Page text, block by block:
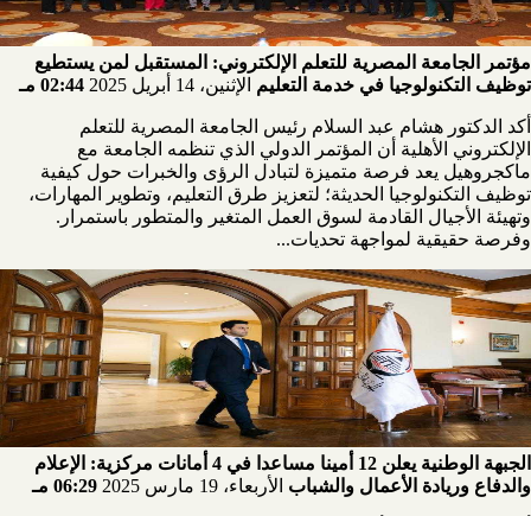
مؤتمر الجامعة المصرية للتعلم الإلكتروني: المستقبل لمن يستطيع
توظيف التكنولوجيا في خدمة التعليم الإثنين، 14 أبريل 2025 02:44 مـ
أكد الدكتور هشام عبد السلام رئيس الجامعة المصرية للتعلم
الإلكتروني الأهلية أن المؤتمر الدولي الذي تنظمه الجامعة مع
ماكجروهيل يعد فرصة متميزة لتبادل الرؤى والخبرات حول كيفية
توظيف التكنولوجيا الحديثة؛ لتعزيز طرق التعليم، وتطوير المهارات،
وتهيئة الأجيال القادمة لسوق العمل المتغير والمتطور باستمرار.
وفرصة حقيقية لمواجهة تحديات...
الجبهة الوطنية يعلن 12 أمينا مساعدا في 4 أمانات مركزية: الإعلام
والدفاع وريادة الأعمال والشباب الأربعاء، 19 مارس 2025 06:29 مـ